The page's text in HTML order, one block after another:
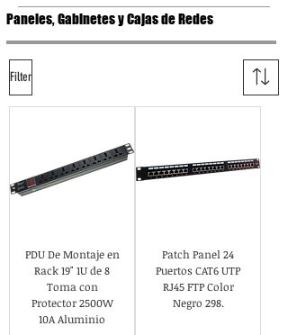
Paneles, Gabinetes y Cajas de Redes
Filter
PDU De Montaje en
Rack 19" 1U de 8
Toma con
Protector 2500W
10A Aluminio
Patch Panel 24
Puertos CAT6 UTP
RJ45 FTP Color
Negro 298.